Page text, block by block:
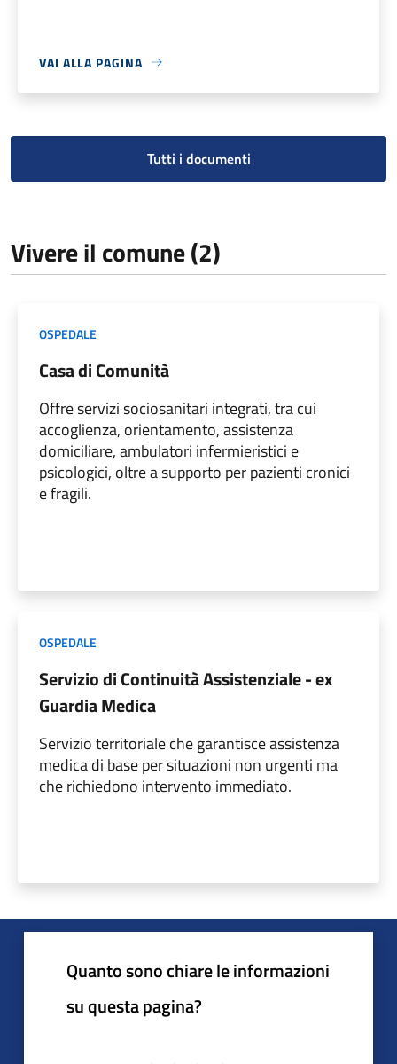
VAI ALLA PAGINA
Tutti i documenti
Vivere il comune (2)
OSPEDALE
Casa di Comunità
Offre servizi sociosanitari integrati, tra cui
accoglienza, orientamento, assistenza
domiciliare, ambulatori infermieristici e
psicologici, oltre a supporto per pazienti cronici
e fragili.
OSPEDALE
Servizio di Continuità Assistenziale - ex
Guardia Medica
Servizio territoriale che garantisce assistenza
medica di base per situazioni non urgenti ma
che richiedono intervento immediato.
Quanto sono chiare le informazioni
su questa pagina?